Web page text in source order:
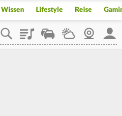
Wissen Lifestyle Reise
PlaylistStaupilotWetterWebcam